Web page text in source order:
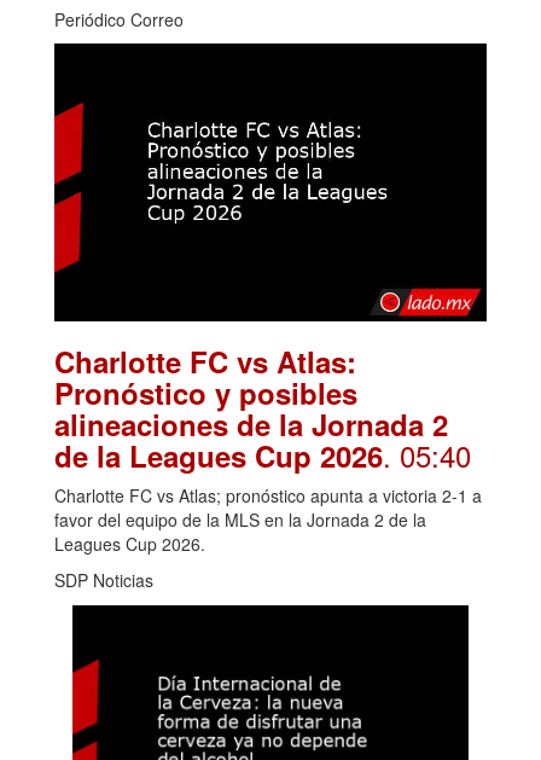
Periódico Correo
Charlotte FC vs Atlas:
Pronóstico y posibles
alineaciones de la Jornada 2
de la Leagues Cup 2026. 05:40
Charlotte FC vs Atlas; pronóstico apunta a victoria 2-1 a
favor del equipo de la MLS en la Jornada 2 de la
Leagues Cup 2026.
SDP Noticias